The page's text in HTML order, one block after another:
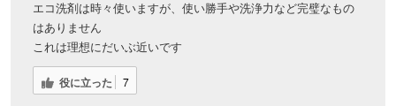
エコ洗剤は時々使いますが、使い勝手や洗浄力など完璧なもの
はありません
これは理想にだいぶ近いです
役に立った 7